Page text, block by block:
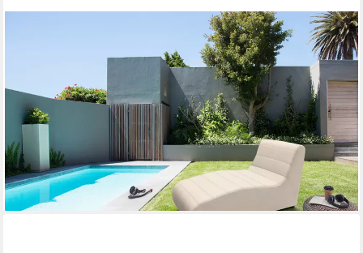
Sofaelement Soleil, pflegeleichter und wetterfester Bezug,
Outdoor, besonderes Design und Formgebung, individuell
erweiterbar
873,12 € UVP1.699,99 €
-49%
lieferbar in 6 Wochen